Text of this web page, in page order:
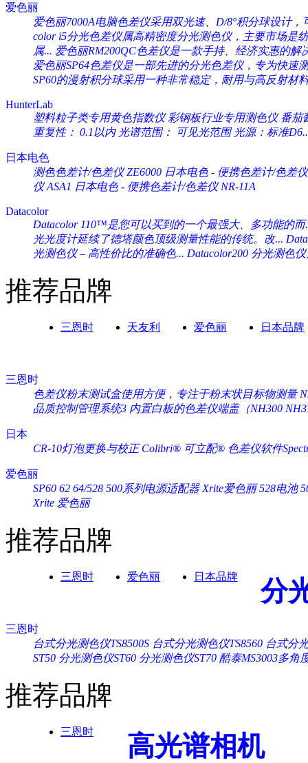
爱色丽
爱色丽7000A电脑色差仪采用双光速、D/8°积分球设计，
color i5分光色差仪属高精密度分光测色仪，主要市场是
属... 爱色丽RM200QC色差仪是一款手持、经济实惠的解
爱色丽SP64色差仪是一部先进的分光色差仪，专为快速
SP60的漫射积分球采用一种非常稳定，耐用与高反射材料
HunterLab
塑料粒子类专用黄色指数仪 彩钢板行业专用测色仪 番茄
重复性： 0.1以内 光谱范围： 可见光范围 光源：标准
日本电色
测色色差计/色差仪 ZE6000 日本电色 - 便携色差计/色差
仪 ASA1 日本电色 - 便携色差计/色差仪 NR-11A
Datacolor
Datacolor 110™是您可以买到的一个最强大、多功能的而
光光度计延续了德塔颜色顶级测量性能的传统。改...
光测色仪 – 高性价比的准确色... Datacolor200 分光测色
推荐品牌
三恩时 天友利 爱色丽 日本品牌
三恩时
色差仪粉末测试盒使用方便，专注于粉末状目标物测量
品质控制管理系统3 内置白板的色差仪端盖（NH300
日本
CR-10灯泡更换与校正 Colibri® 可立配® 色差仪软件
爱色丽
SP60 62 64/528 500系列电源适配器 Xrite爱色丽 528电池
Xrite 爱色丽
推荐品牌
三恩时 爱色丽 日本品牌 分
三恩时
台式分光测色仪TS8500S 台式分光测色仪TS8560 台式分
ST50 分光测色仪ST60 分光测色仪ST70 酷泰MS3003多角
推荐品牌
三恩时 高光谱相机